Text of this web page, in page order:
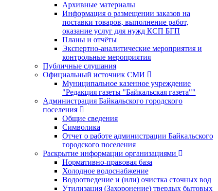
Архивные материалы
Информация о размещении заказов на
поставки товаров, выполнение работ,
оказание услуг для нужд КСП БГП
Планы и отчёты
Экспертно-аналитические мероприятия и
контрольные мероприятия
Публичные слушания
Официальный источник СМИ
Муниципальное казенное учреждение
"Редакция газеты "Байкальская газета""
Администрация Байкальского городского
поселения
Общие сведения
Символика
Отчет о работе администрации Байкальского
городского поселения
Раскрытие информации организациями
Нормативно-правовая база
Холодное водоснабжение
Водоотведение и (или) очистка сточных вод
Утилизация (Захоронение) твердых бытовых